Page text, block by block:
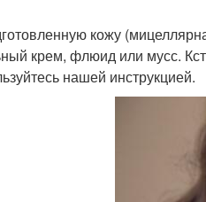
кожу
крем, флюид или мусс.
нашей инструкцией.